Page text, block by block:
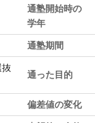
通塾開始時の
学年
通塾期間
通った目的
偏差値の変化